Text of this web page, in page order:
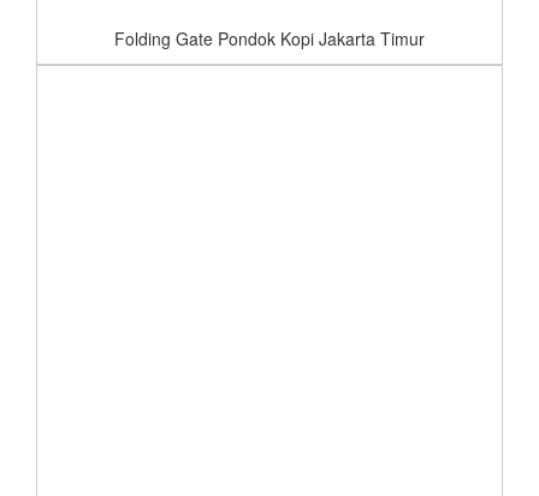
Folding Gate Pondok Kopi Jakarta Timur